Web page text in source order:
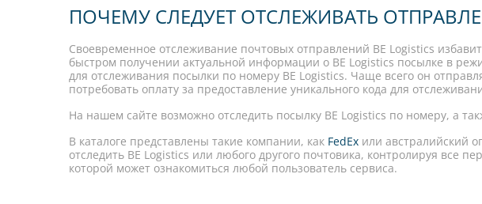
ПОЧЕМУ СЛЕДУЕТ ОТСЛЕЖИВАТЬ
Своевременное отслеживание почтовых отправлений BE Logistics
быстром получении актуальной информации о BE Logistics посылке в
для отслеживания посылки по номеру BE Logistics. Чаще всего он
потребовать оплату за предоставление уникального кода для
На нашем сайте возможно отследить посылку BE Logistics по номеру, а
В каталоге представлены такие компании, как FedEx или австралийский
отследить BE Logistics или любого другого почтовика, контролируя все
которой может ознакомиться любой пользователь сервиса.